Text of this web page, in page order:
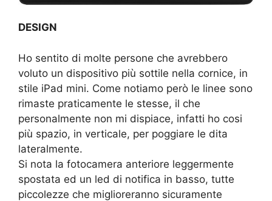
DESIGN
Ho sentito di molte persone che avrebbero
voluto un dispositivo più sottile nella cornice, in
stile iPad mini. Come notiamo però le linee sono
rimaste praticamente le stesse, il che
personalmente non mi dispiace, infatti ho cosi
più spazio, in verticale, per poggiare le dita
lateralmente.
Si nota la fotocamera anteriore leggermente
spostata ed un led di notifica in basso, tutte
piccolezze che miglioreranno sicuramente